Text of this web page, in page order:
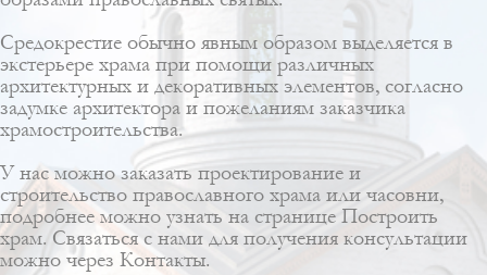
Средокрестие обычно явным образом выделяется в
экстерьере храма при помощи различных
архитектурных и декоративных элементов, согласно
задумке архитектора и пожеланиям заказчика
храмостроительства.
У нас можно заказать проектирование и
строительство православного храма или часовни,
подробнее можно узнать на странице Построить
храм. Связаться с нами для получения консультации
можно через Контакты.